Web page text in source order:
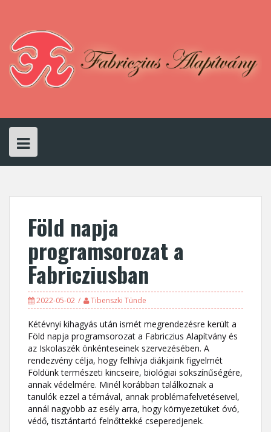
content
Föld napja
programsorozat a
Fabricziusban
2022-05-02 Tibenszki Tünde
Kétévnyi kihagyás után ismét megrendezésre került a
Föld napja programsorozat a Fabriczius Alapítvány és
az Iskolaszék önkénteseinek szervezésében. A
rendezvény célja, hogy felhívja diákjaink figyelmét
Földünk természeti kincseire, biológiai sokszínűségére,
annak védelmére. Minél korábban találkoznak a
tanulók ezzel a témával, annak problémafelvetéseivel,
annál nagyobb az esély arra, hogy környezetüket óvó,
védő, tisztántartó felnőttekké cseperedjenek.